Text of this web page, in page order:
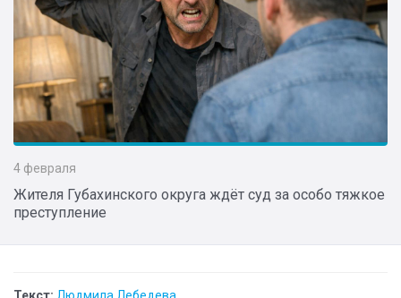
4 февраля
Жителя Губахинского округа ждёт суд за особо тяжкое
преступление